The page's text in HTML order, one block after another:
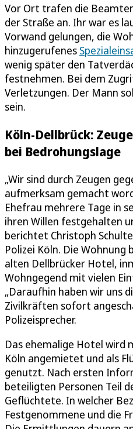
Vor Ort trafen die
der Straße an. Ihr war es
Vorwand gelungen, die
hinzugerufenes
wenig später den
festnehmen. Bei dem
Verletzungen. Der Mann
sein.
Köln-Dellbrück:
bei Bedrohungslage
„Wir sind durch Zeugen
aufmerksam gemacht
Ehefrau mehrere Tage in
ihren Willen festgehalten
berichtet Christoph
Polizei Köln. Die Wohnung
alten Dellbrücker Hotel,
Wohngegend mit vielen
„Daraufhin haben wir uns
Zivilkräften sofort
Polizeisprecher.
Das ehemalige Hotel wird
Köln angemietet und als
genutzt. Nach ersten
beteiligten Personen Teil
Geflüchtete. In welcher
Festgenommene und die